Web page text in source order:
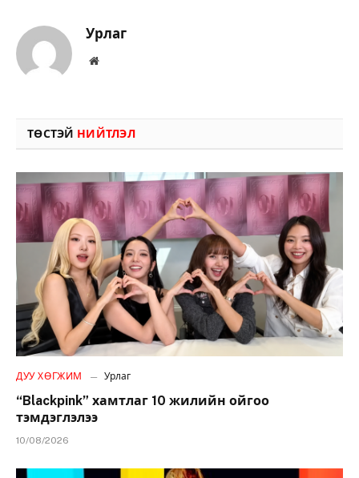
Урлаг
Вэбсайт
ТӨСТЭЙ НИЙТЛЭЛ
ДУУ ХӨГЖИМ Урлаг
“Blackpink” хамтлаг 10 жилийн ойгоо
тэмдэглэлээ
10/08/2026